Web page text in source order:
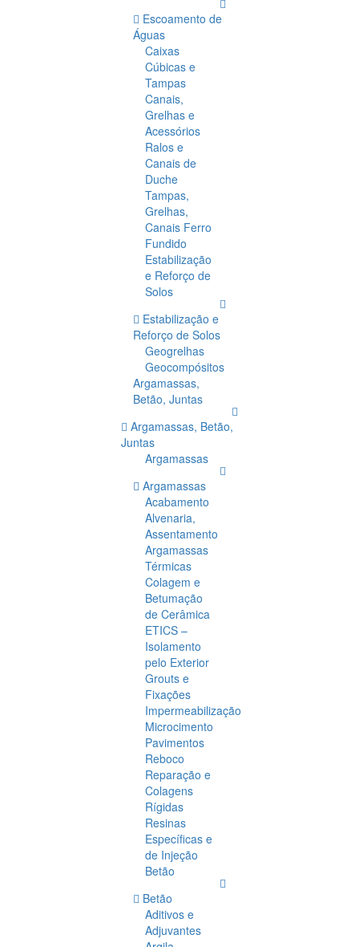
Escoamento de
Águas
Caixas
Cúbicas e
Tampas
Canais,
Grelhas e
Acessórios
Ralos e
Canais de
Duche
Tampas,
Grelhas,
Canais Ferro
Fundido
Estabilização
e Reforço de
Solos
Estabilização e
Reforço de Solos
Geogrelhas
Geocompósitos
Argamassas,
Betão, Juntas
Argamassas, Betão,
Juntas
Argamassas
Argamassas
Acabamento
Alvenaria,
Assentamento
Argamassas
Térmicas
Colagem e
Betumação
de Cerâmica
ETICS –
Isolamento
pelo Exterior
Grouts e
Fixações
Impermeabilização
Microcimento
Pavimentos
Reboco
Reparação e
Colagens
Rígidas
Resinas
Específicas e
de Injeção
Betão
Betão
Aditivos e
Adjuvantes